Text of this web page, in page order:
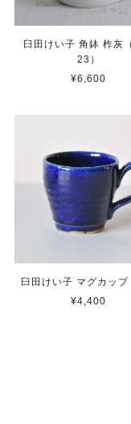
臼田けい子 角鉢 柞灰
23）
¥6,600
臼田けい子 マグカップ
¥4,400